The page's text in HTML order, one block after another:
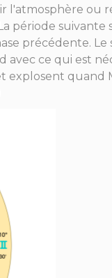
l'atmosphère ou
suivante
précédente.
ce qui est
quand